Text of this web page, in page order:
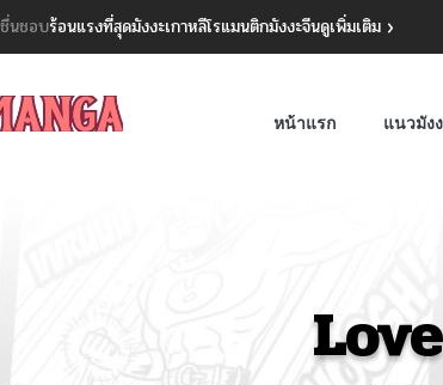
นชอบร้อนแรงที่สุดมังงะเกาหลีโรแมนติกมังงะจีนดูเพิ่มเติม
หน้าแรก แนวมัง